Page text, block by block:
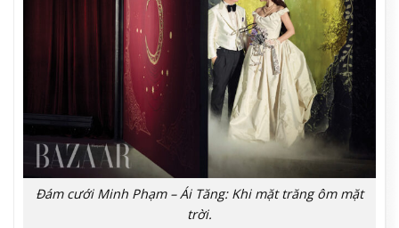
Đám cưới Minh Phạm – Ái Tăng: Khi mặt trăng ôm mặt
trời.